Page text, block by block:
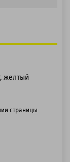
желтый
страницы